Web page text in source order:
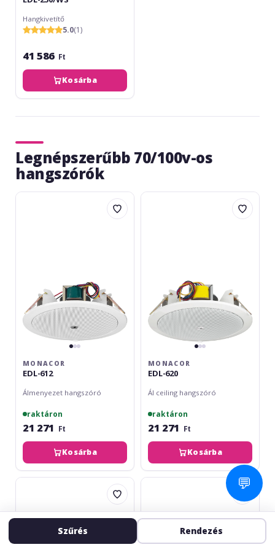
Hangkivetítő
5.0(1)
41 586 Ft
Kosárba
Legnépszerűbb 70/100v-os
hangszórók
Monacor
MONACOR
EDL-612
Álmenyezet hangszóró
raktáron
21 271 Ft
Kosárba
Monacor
MONACOR
EDL-620
Ál ceiling hangszóró
raktáron
21 271 Ft
Kosárba
Monacor
Monacor
Szűrés Rendezés
💬